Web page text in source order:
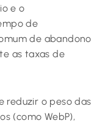
e o
de
de abandono
as taxas de
reduzir o peso das
(como WebP),